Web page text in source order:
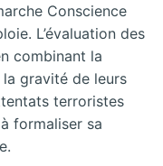
Conscience
L’évaluation des
combinant la
gravité de leurs
terroristes
formaliser sa